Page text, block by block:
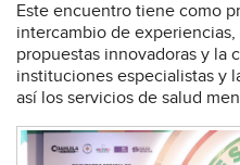
Este encuentro tiene como
intercambio de
propuestas innovadoras y la
instituciones especialistas y
así los servicios de salud